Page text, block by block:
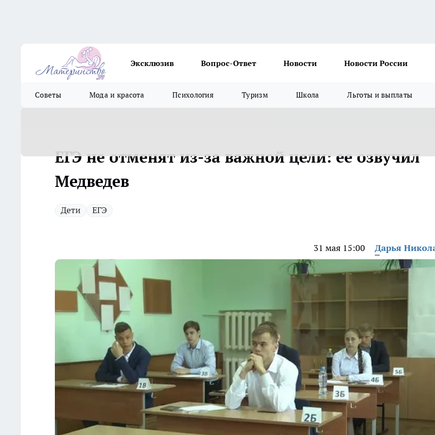
Эксклюзив Вопрос-Ответ Новости Новости России
Советы Мода и красота Психология Туризм Школа Льготы и выплаты
ЕГЭ не отменят из-за важной цели: ее озвучил
Медведев
Дети ЕГЭ
31 мая 15:00 Дарья